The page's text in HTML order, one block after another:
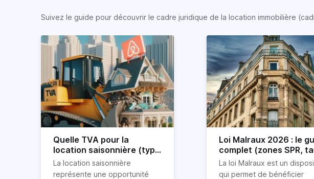
Suivez le guide pour découvrir le cadre juridique de la location immobilière
Quelle TVA pour la
location saisonnière (type
airbnb) ?
La location saisonnière
représente une opportunité
Loi Malraux 2026 : le
complet (zones SPR,
conditions)
La loi Malraux est un
qui permet de bénéficier